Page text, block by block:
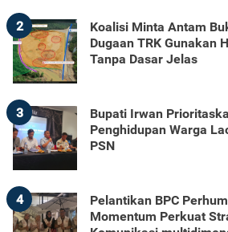
2
Koalisi Minta Antam
Dugaan TRK Gunakan
Tanpa Dasar Jelas
3
Bupati Irwan
Penghidupan Warga
PSN
4
Pelantikan BPC
Momentum Perkuat